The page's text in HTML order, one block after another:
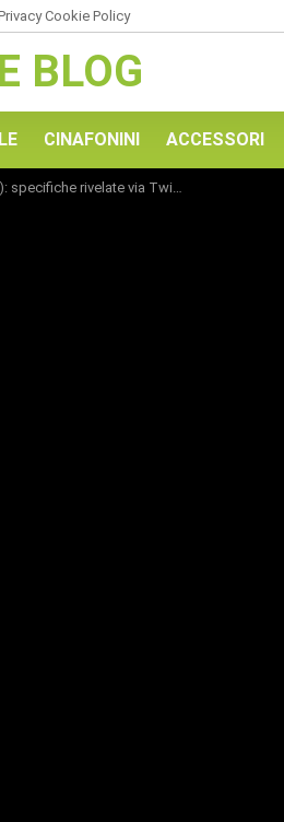
Cookie Policy
BLOG
CINAFONINI ACCESSORI
rivelate via Twitter [RUMOR]